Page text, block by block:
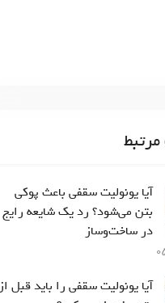
مرتبط
آیا یونولیت سقفی باعث پوکی
بتن می‌شود؟ رد یک شایعه رایج
در ساخت‌وساز
آیا یونولیت سقفی را باید قبل از